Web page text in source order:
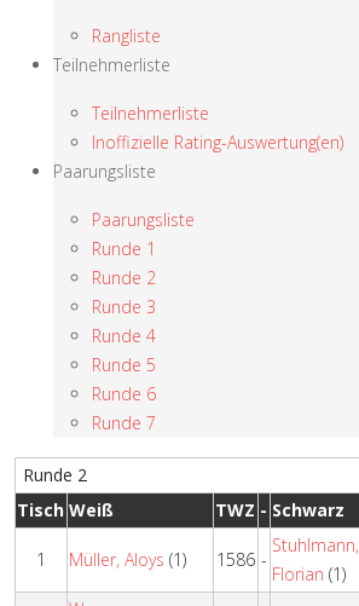
Rangliste
Teilnehmerliste
Teilnehmerliste
Inoffizielle Rating-Auswertung(en)
Paarungsliste
Paarungsliste
Runde 1
Runde 2
Runde 3
Runde 4
Runde 5
Runde 6
Runde 7
Runde 2
Tisch Weiß TWZ - Schwarz
1 Müller, Aloys (1) 1586 -
Stuhlmann,
Florian (1)